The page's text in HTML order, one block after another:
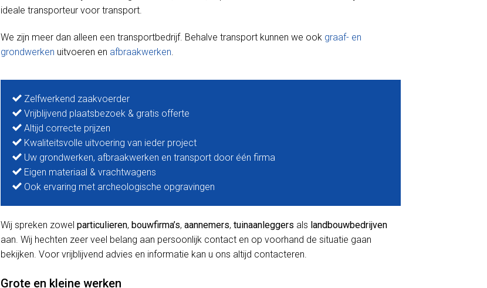
ideale transporteur voor transport.
We zijn meer dan alleen een transportbedrijf. Behalve transport kunnen we ook graaf- en
grondwerken uitvoeren en afbraakwerken.
Zelfwerkend zaakvoerder
Vrijblijvend plaatsbezoek & gratis offerte
Altijd correcte prijzen
Kwaliteitsvolle uitvoering van ieder project
Uw grondwerken, afbraakwerken en transport door één firma
Eigen materiaal & vrachtwagens
Ook ervaring met archeologische opgravingen
Wij spreken zowelparticulieren,bouwfirma’s,aannemers,tuinaanleggers als landbouwbedrijven
aan. Wij hechten zeer veel belang aan persoonlijk contact en op voorhand de situatie gaan
bekijken. Voor vrijblijvend advies en informatie kan u ons altijd contacteren.
Grote en kleine werken